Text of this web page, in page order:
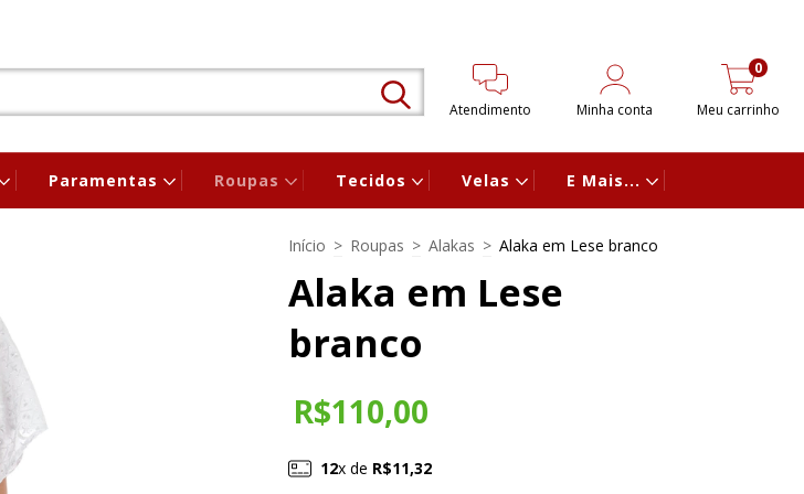
Atendimento Minha conta Meu carrinho
0
Paramentas Roupas Tecidos Velas E Mais...
Início > Roupas > Alakas > Alaka em Lese branco
Alaka em Lese
branco
R$110,00
12x de R$11,32